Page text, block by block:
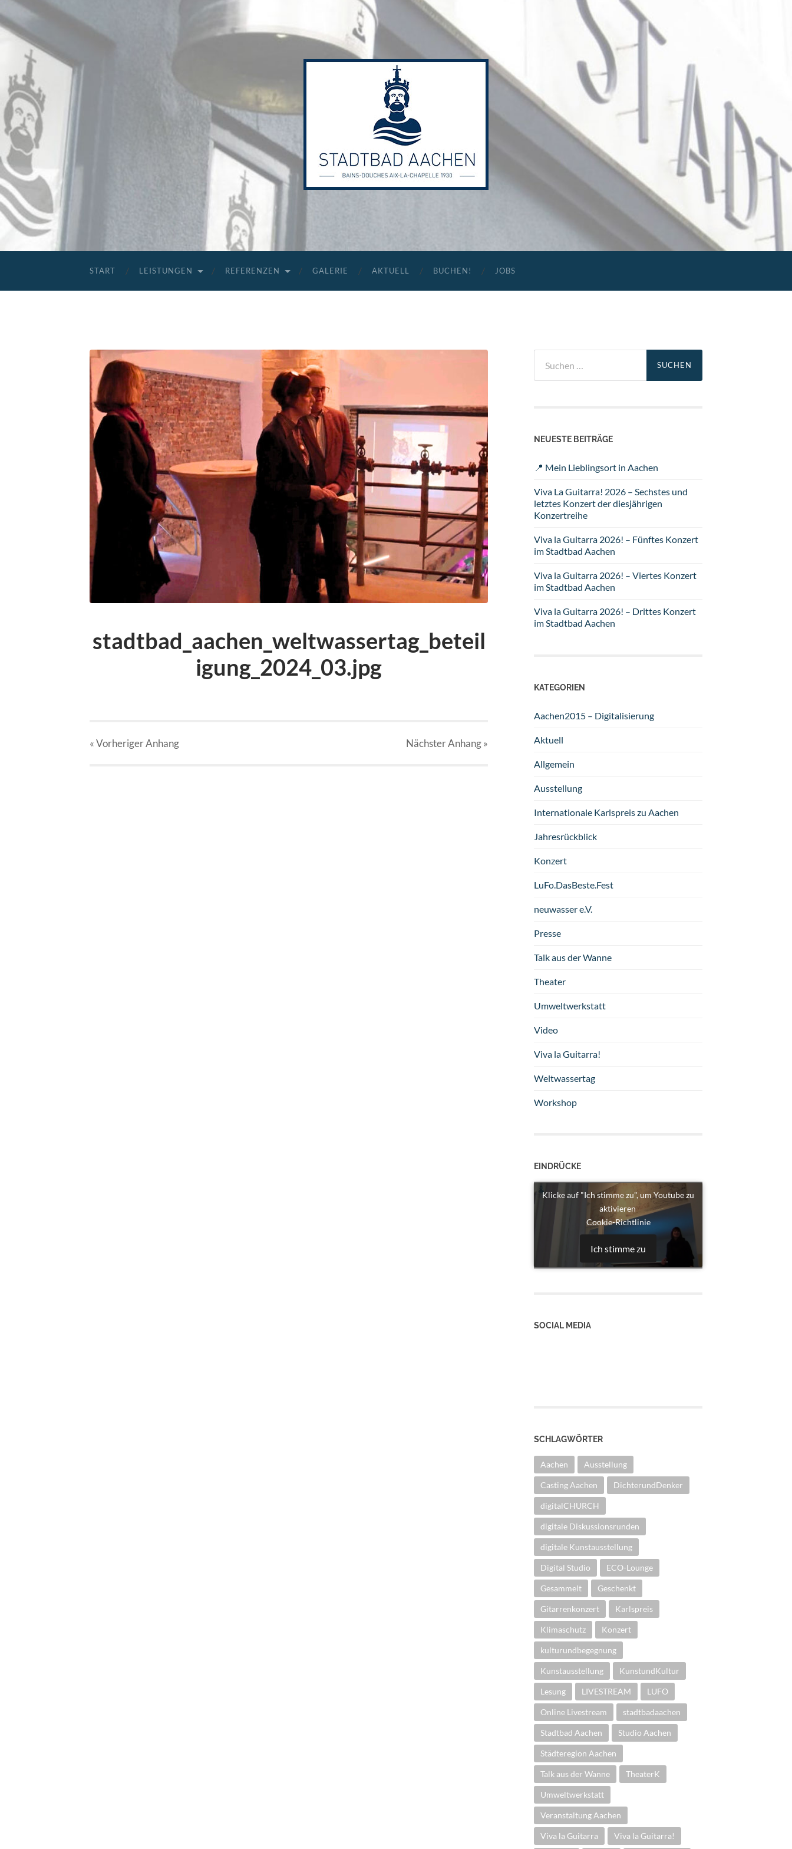
START LEISTUNGEN REFERENZEN GALERIE AKTUELL BUCHEN! JOBS
stadtbad_aachen_weltwassertag_beteil
igung_2024_03.jpg
« VorherigerAnhang NächsterAnhang»
nach:
NEUESTE BEITRÄGE
📍 Mein Lieblingsort in Aachen
Viva La Guitarra! 2026 – Sechstes und
letztes Konzert der diesjährigen
Konzertreihe
Viva la Guitarra 2026! – Fünftes Konzert
im Stadtbad Aachen
Viva la Guitarra 2026! – Viertes Konzert
im Stadtbad Aachen
Viva la Guitarra 2026! – Drittes Konzert
im Stadtbad Aachen
KATEGORIEN
Aachen2015 – Digitalisierung
Aktuell
Allgemein
Ausstellung
Internationale Karlspreis zu Aachen
Jahresrückblick
Konzert
LuFo.DasBeste.Fest
neuwasser e.V.
Presse
Talk aus der Wanne
Theater
Umweltwerkstatt
Video
Viva la Guitarra!
Weltwassertag
Workshop
EINDRÜCKE
Klicke auf "Ich stimme zu", um Youtube zu
aktivieren
Cookie-Richtlinie
Ich stimme zu
SOCIAL MEDIA
SCHLAGWÖRTER
Aachen Ausstellung
Casting Aachen DichterundDenker
digitalCHURCH
digitale Diskussionsrunden
digitale Kunstausstellung
Digital Studio ECO-Lounge
Gesammelt Geschenkt
Gitarrenkonzert Karlspreis
Klimaschutz Konzert
kulturundbegegnung
Kunstausstellung KunstundKultur
Lesung LIVESTREAM LUFO
Online Livestream stadtbadaachen
Stadtbad Aachen Studio Aachen
Städteregion Aachen
Talk aus der Wanne TheaterK
Umweltwerkstatt
Veranstaltung Aachen
Viva la Guitarra Viva la Guitarra!